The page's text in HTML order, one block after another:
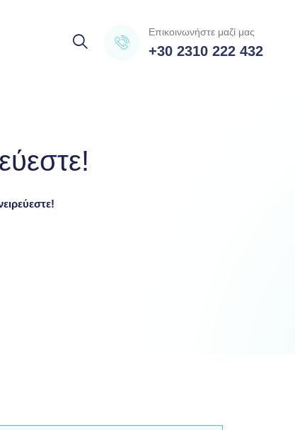
Επικοινωνήστε μαζί μας
+30 2310 222 432